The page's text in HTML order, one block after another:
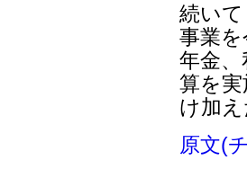
続い
事業
年金
算を
け加え
原文(